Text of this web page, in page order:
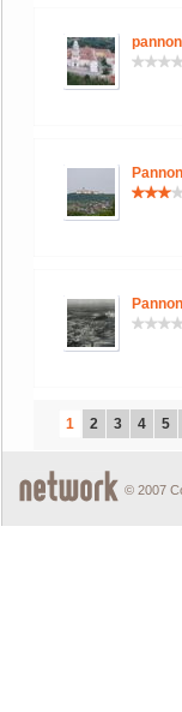
1 2 3 4 5
© 2007